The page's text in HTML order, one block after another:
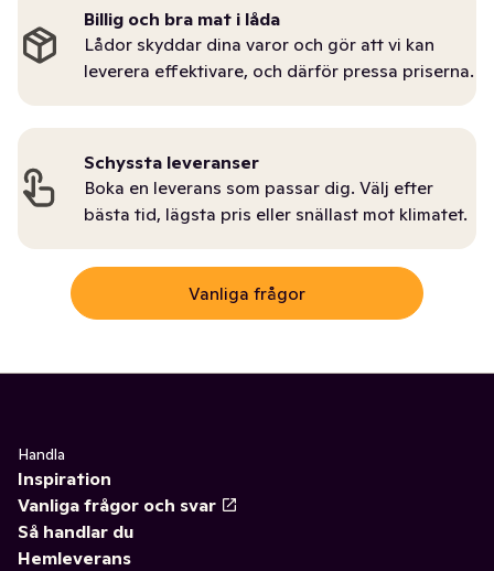
Billig och bra mat i låda
Lådor skyddar dina varor och gör att vi kan
leverera effektivare, och därför pressa priserna.
Schyssta leveranser
Boka en leverans som passar dig. Välj efter
bästa tid, lägsta pris eller snällast mot klimatet.
Vanliga frågor
Handla
Inspiration
Vanliga frågor och svar
Så handlar du
Hemleverans